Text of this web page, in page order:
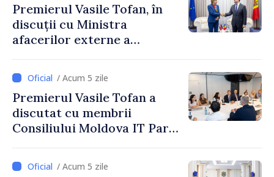
Premierul Vasile Tofan, în
discuții cu Ministra
afacerilor externe a
/ Acum 5 zile
Premierul Vasile Tofan a
discutat cu membrii
Consiliului Moldova IT Park:
industriei IT”
/ Acum 5 zile